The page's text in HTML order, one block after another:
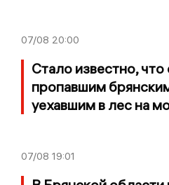
07/08 20:00
Стало известно,
пропавшим
уехавшим в лес на
07/08 19:01